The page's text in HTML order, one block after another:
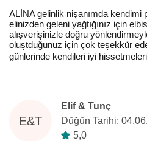
ALİNA gelinlik nişanımda
elinizden geleni yağtığınız için
alışverişinizle doğru
oluştduğunuz için çok teşekkür
günlerinde kendileri iyi
E&T
Elif & Tunç
Düğün Tarihi:
5,0